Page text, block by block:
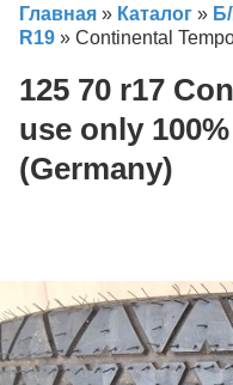
Главная » Каталог »
R19 » Continental
125 70 r17
use only
(Germany)